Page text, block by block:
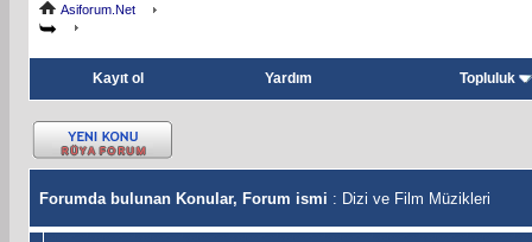
Asiforum.Net
Kayıt ol Yardım Topluluk
Forumda bulunan Konular, Forum ismi : Dizi ve Film Müzikleri